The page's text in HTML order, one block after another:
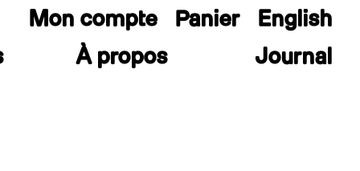
À propos Journal
Mon compte Panier English